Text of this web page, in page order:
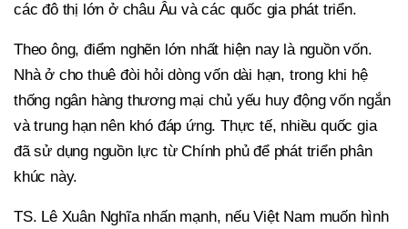
các đô thị lớn ở châu Âu và các quốc gia phát triển.
Theo ông, điểm nghẽn lớn nhất hiện nay là nguồn vốn.
Nhà ở cho thuê đòi hỏi dòng vốn dài hạn, trong khi hệ
thống ngân hàng thương mại chủ yếu huy động vốn ngắn
và trung hạn nên khó đáp ứng. Thực tế, nhiều quốc gia
đã sử dụng nguồn lực từ Chính phủ để phát triển phân
khúc này.
TS. Lê Xuân Nghĩa nhấn mạnh, nếu Việt Nam muốn hình